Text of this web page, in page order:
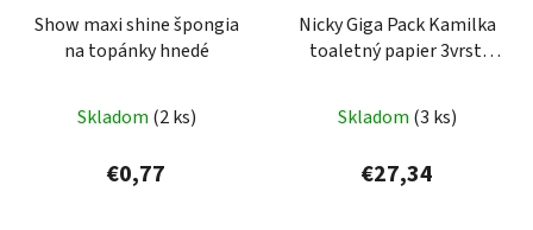
Show maxi shine špongia
na topánky hnedé
Skladom (2 ks)
€0,77
Nicky Giga Pack Kamilka
toaletný papier 3vrst.
hodnotenie
produktu
je
Skladom (3 ks)
€27,34